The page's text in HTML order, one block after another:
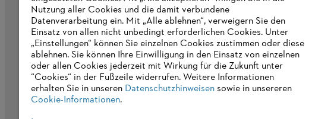
Nutzung aller Cookies und die damit verbundene
Datenverarbeitung ein. Mit „Alle ablehnen“, verweigern Sie den
Einsatz von allen nicht unbedingt erforderlichen Cookies. Unter
„Einstellungen“ können Sie einzelnen Cookies zustimmen oder diese
ablehnen. Sie können Ihre Einwilligung in den Einsatz von einzelnen
oder allen Cookies jederzeit mit Wirkung für die Zukunft unter
“Cookies“ in der Fußzeile widerrufen. Weitere Informationen
erhalten Sie in unseren Datenschutzhinweisensowie in unsereren
Cookie-Informationen.